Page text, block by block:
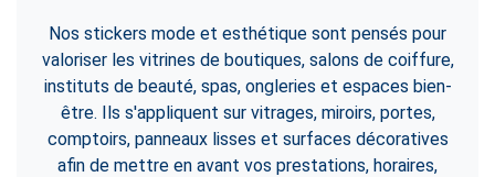
Nos stickers mode et esthétique sont pensés pour
valoriser les vitrines de boutiques, salons de coiffure,
instituts de beauté, spas, ongleries et espaces bien-
être. Ils s'appliquent sur vitrages, miroirs, portes,
comptoirs, panneaux lisses et surfaces décoratives
afin de mettre en avant vos prestations, horaires,